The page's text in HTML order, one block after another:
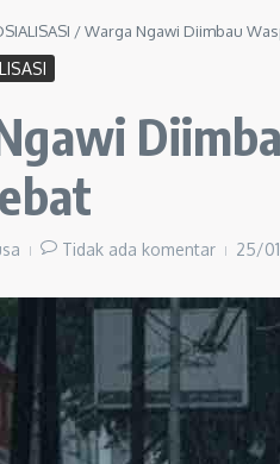
/Warga Ngawi Diimbau
Tidak ada komentar 25/